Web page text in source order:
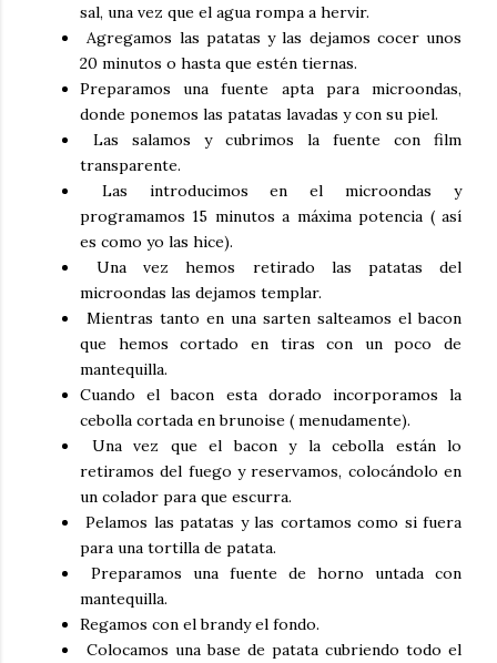
sal, una vez que el agua rompa a hervir.
Agregamos las patatas y las dejamos cocer unos
20 minutos o hasta que estén tiernas.
Preparamos una fuente apta para microondas,
donde ponemos las patatas lavadas y con su piel.
Las salamos y cubrimos la fuente con film
transparente.
Las introducimos en el microondas y
programamos 15 minutos a máxima potencia ( así
es como yo las hice).
Una vez hemos retirado las patatas del
microondas las dejamos templar.
Mientras tanto en una sarten salteamos el bacon
que hemos cortado en tiras con un poco de
mantequilla.
Cuando el bacon esta dorado incorporamos la
cebolla cortada en brunoise ( menudamente).
Una vez que el bacon y la cebolla están lo
retiramos del fuego y reservamos, colocándolo en
un colador para que escurra.
Pelamos las patatas y las cortamos como si fuera
para una tortilla de patata.
Preparamos una fuente de horno untada con
mantequilla.
Regamos con el brandy el fondo.
Colocamos una base de patata cubriendo todo el